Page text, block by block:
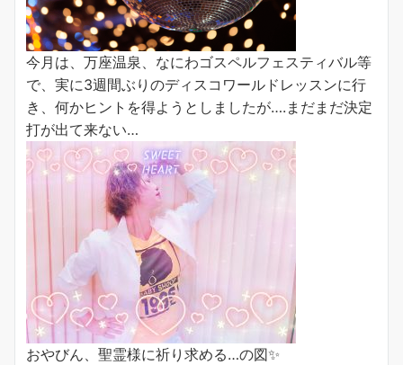
今月は、万座温泉、なにわゴスペルフェスティバル等
で、実に3週間ぶりのディスコワールドレッスンに行
き、何かヒントを得ようとしましたが….まだまだ決定
打が出て来ない…
おやびん、聖霊様に祈り求める…の図✨